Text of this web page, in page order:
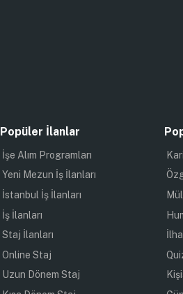
Popüler İlanlar
İşe Alım Programları
Yeni Mezun İş İlanları
İstanbul İş İlanları
İş İlanları
Staj İlanları
Online Staj
Uzun Dönem Staj